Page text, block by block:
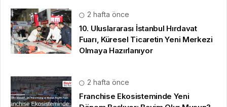
2 hafta önce
10. Uluslararası İstanbul Hırdavat
Fuarı, Küresel Ticaretin Yeni Merkezi
Olmaya Hazırlanıyor
2 hafta önce
Franchise Ekosisteminde Yeni